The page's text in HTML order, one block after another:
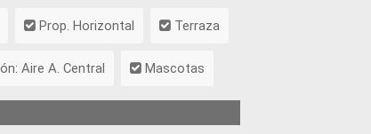
Prop. Horizontal Terraza
Aire A. Central Mascotas